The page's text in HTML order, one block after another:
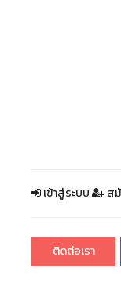
เข้าสู่ระบบ ส
ติดต่อเรา